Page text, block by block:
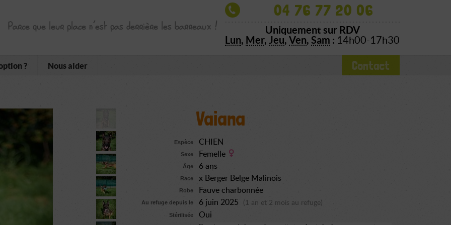
Parce que leur place n’est pas derrière les barreaux !
04 76 77 20 06
Uniquement sur RDV
Lun, Mer, Jeu, Ven, Sam : 14h00-17h30
? Nous aider Contact
Vaiana
Espèce CHIEN
Sexe Femelle
Âge 6 ans
Race x Berger Belge Malinois
Robe Fauve charbonnée
Au refuge depuis le 6 juin 2025 (1 an et 2 mois au refuge)
Stérilisée Oui